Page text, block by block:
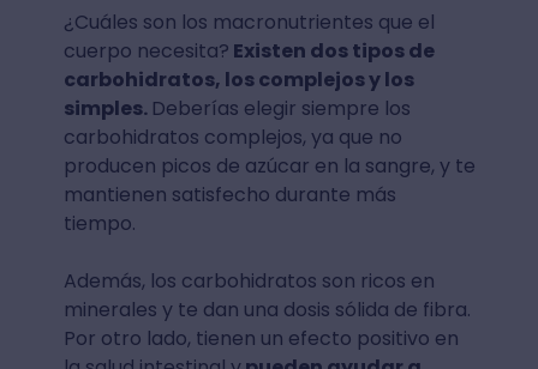
¿Cuáles son los macronutrientes que el
cuerpo necesita? ⁣ Existen dos tipos de
carbohidratos, los complejos y los
simples. Deberías elegir siempre los
carbohidratos complejos, ya que no
producen picos de azúcar en la sangre, y te
mantienen satisfecho durante más
tiempo.
Además, los carbohidratos son ricos en
minerales y te dan una dosis sólida de fibra.
Por otro lado, tienen un efecto positivo en